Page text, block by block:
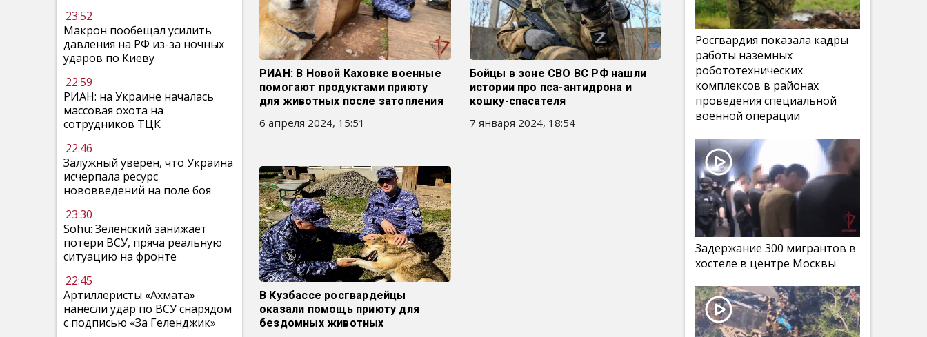
23:52
Макрон пообещал усилить
давления на РФ из-за ночных
ударов по Киеву
22:59
РИАН: на Украине началась
массовая охота на
сотрудников ТЦК
22:46
Залужный уверен, что Украина
исчерпала ресурс
нововведений на поле боя
23:30
Sohu: Зеленский занижает
потери ВСУ, пряча реальную
ситуацию на фронте
22:45
Артиллеристы «Ахмата»
нанесли удар по ВСУ снарядом
с подписью «За Геленджик»
РИАН: В Новой Каховке военные
помогают продуктами приюту
для животных после затопления
6 апреля 2024, 15:51
Бойцы в зоне СВО ВС РФ нашли
истории про пса-антидрона и
кошку-спасателя
7 января 2024, 18:54
В Кузбассе росгвардейцы
оказали помощь приюту для
бездомных животных
Росгвардия показала кадры
работы наземных
робототехнических
комплексов в районах
проведения специальной
военной операции
Задержание 300 мигрантов в
хостеле в центре Москвы